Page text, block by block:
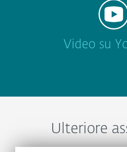
Video su
Ulteriore